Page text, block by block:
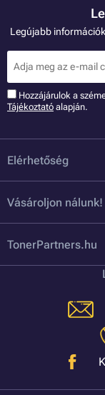
Legújabb
Hozzájárulok a
Tájékoztató alapján.
Elérhetőség
Vásároljon nálunk!
TonerPartners.hu